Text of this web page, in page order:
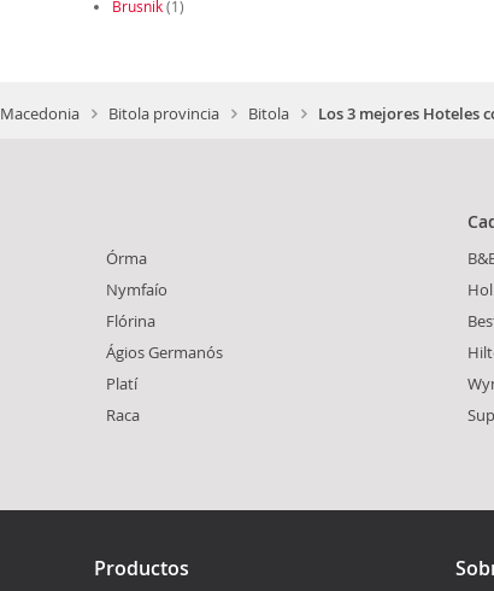
Brusnik(1)
Macedonia Bitola provincia Bitola Los 3 mejores Hoteles
Órma
Nymfaío
Flórina
Ágios Germanós
Platí
Raca
Productos